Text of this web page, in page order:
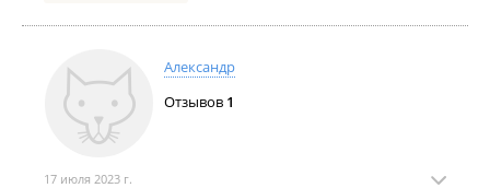
Александр
Отзывов 1
17 июля 2023 г.